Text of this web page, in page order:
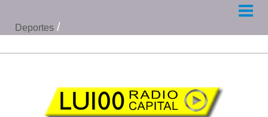
Deportes